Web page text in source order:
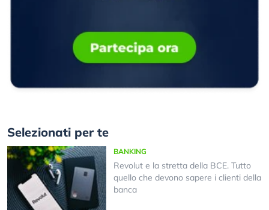
Selezionati per te
BANKING
Revolut e la stretta della BCE. Tutto
quello che devono sapere i clienti della
banca